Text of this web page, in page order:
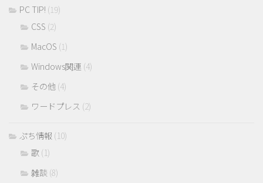
PC TIP! (19)
CSS (2)
MacOS (1)
Windows関連 (4)
その他 (4)
ワードプレス (2)
ぷち情報 (10)
歌 (1)
雑談 (8)